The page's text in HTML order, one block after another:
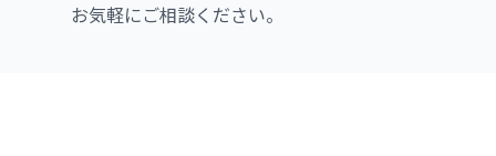
お気軽にご相談ください。